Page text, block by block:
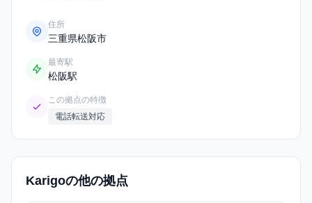
住所
三重県松阪市
最寄駅
松阪駅
この拠点の特徴
電話転送対応
Karigoの他の拠点